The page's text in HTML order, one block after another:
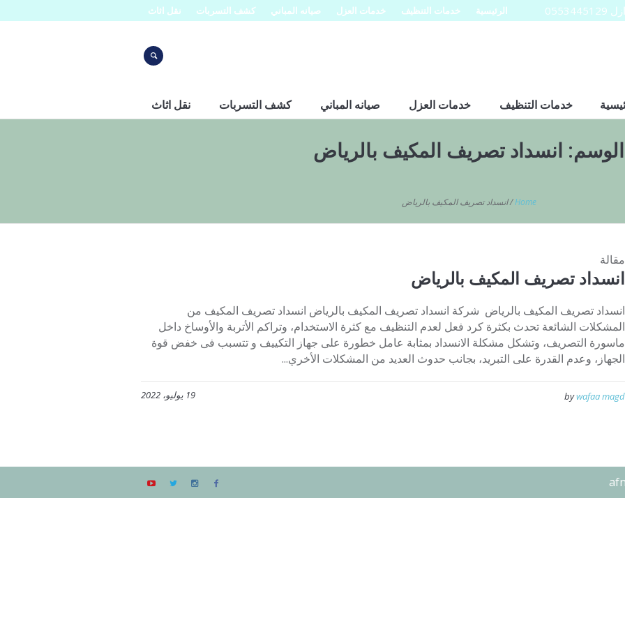
الرئيسية خدمات التنظيف خدمات العزل صيانه المباني كشف التسربات نقل اثاث
خدمات التنظيف خدمات العزل صيانه المباني كشف التسربات نقل اثاث
الوسم: انسداد تصريف المكيف بالرياض
Home
/انسداد تصريف المكيف بالرياض
مقالة
انسداد تصريف المكيف بالرياض
انسداد تصريف المكيف بالرياض شركة انسداد تصريف المكيف بالرياض انسداد تصريف المكيف من
المشكلات الشائعة تحدث بكثرة كرد فعل لعدم التنظيف مع كثرة الاستخدام، وتراكم الأتربة والأوساخ داخل
ماسورة التصريف، وتشكل مشكلة الانسداد بمثابة عامل خطورة على جهاز التكييف و تتسبب فى خفض قوة
الجهاز، وعدم القدرة على التبريد، بجانب حدوث العديد من المشكلات الأخري...
19 يوليو، 2022 bywafaa magd